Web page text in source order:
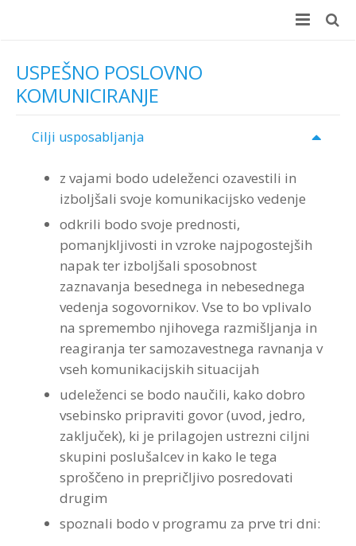
Domov
E-učenje
E-učenje
Prednosti za podjetja
Prednosti za zaposlene
Brezplačen preizkus
Wellbeing Essentials
Učni center
Koristi za podjetje
Koristi za zaposlene
Kaj vsebuje
Teme programov
Prednosti in koristi
Avdio programi po temah
Avdio programi po avtorjih
Prednosti in koristi
Strokovna Literatura
Reference
Delavnice
Različne možnosti izvedbe
Velik izbor delavnic
Program “Optimizacija timskega dela”
Veščine moderiranja za vsakogar
Coaching
Coaching
Coaching – reference
Merjenje učinkov (ROI)
ROI Boot Camp (SLO)
Prijava na delavnico ROI Boot Camp
Koristni viri ROI
ROI Week 2023
ROI “Pre-Week”
Testiranje
Ocenjevanje zaposlenih
Interplace
Program “Optimizacija timskega dela”
Contribute
Kazalci veščin
Kontakt
Kontakt
Predstavitev
Vizija in poslanstvo
Zastopstva
Partnerji
USPEŠNO POSLOVNO
KOMUNICIRANJE
Cilji usposabljanja
z vajami bodo udeleženci ozavestili in
izboljšali svoje komunikacijsko vedenje
odkrili bodo svoje prednosti,
pomanjkljivosti in vzroke najpogostejših
napak ter izboljšali sposobnost
zaznavanja besednega in nebesednega
vedenja sogovornikov. Vse to bo vplivalo
na spremembo njihovega razmišljanja in
reagiranja ter samozavestnega ravnanja v
vseh komunikacijskih situacijah
udeleženci se bodo naučili, kako dobro
vsebinsko pripraviti govor (uvod, jedro,
zaključek), ki je prilagojen ustrezni ciljni
skupini poslušalcev in kako le tega
sproščeno in prepričljivo posredovati
drugim
spoznali bodo v programu za prve tri dni: